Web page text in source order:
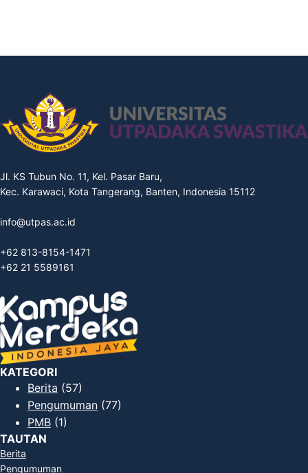
Jl. KS Tubun No. 11, Kel. Pasar Baru,
Kec. Karawaci, Kota Tangerang, Banten, Indonesia 15112
info@utpas.ac.id
+62 813-8154-1471
+62 21 5589161
KATEGORI
Berita (57)
Pengumuman (77)
PMB (1)
TAUTAN
Berita
Pengumuman